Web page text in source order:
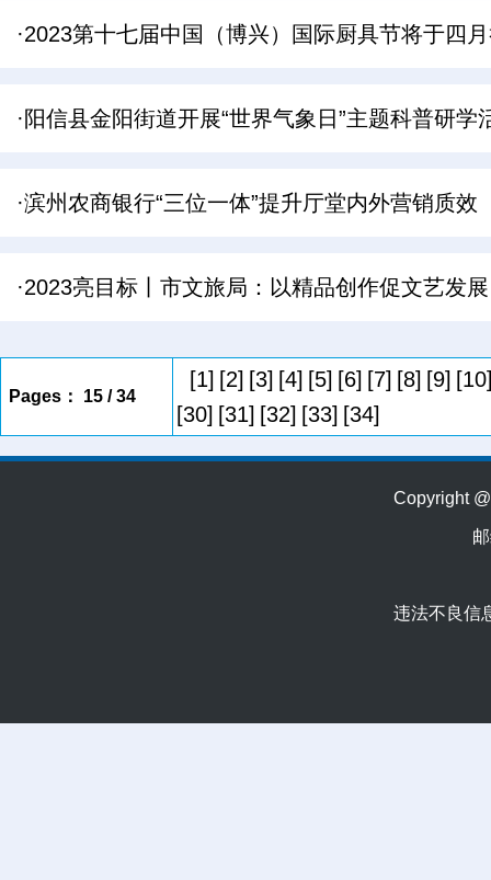
·2023第十七届中国（博兴）国际厨具节将于四
·阳信县金阳街道开展“世界气象日”主题科普研学
·滨州农商银行“三位一体”提升厅堂内外营销质效
·2023亮目标丨市文旅局：以精品创作促文艺发
Pages： 15 / 34
[1] [2] [3] [4] [5] [6] [7] [8] [9]
[30] [31] [32] [33] [34]
Copyright
违法不良信